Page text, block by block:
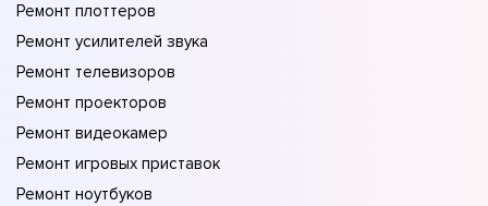
Ремонт плоттеров
Ремонт усилителей звука
Ремонт телевизоров
Ремонт проекторов
Ремонт видеокамер
Ремонт игровых приставок
Ремонт ноутбуков